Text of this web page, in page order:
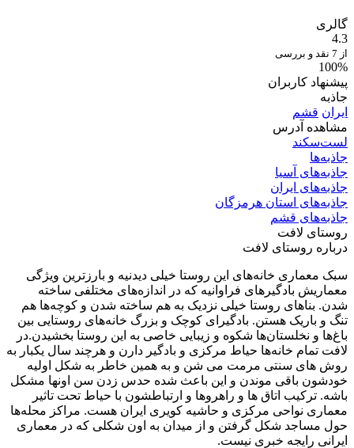
گالری
4.3
از 7 نقد و بررسی
100%
پیشنهاد کاربران
جاذبه
ایران قشم
مشاهده آدرس
لست‌سکند
جاذبه‌ها
جاذبه‌های آسیا
جاذبه‌های ایران
جاذبه‌های استان هرمزگان
جاذبه‌های قشم
روستای لافت
درباره روستای لافت
سبک معماری خانه‌های این روستا خیلی دیدنیه و بارزترین ویژگی
معماریش بادگیرهای فراوانیه که در اندازه‌های مختلفی ساخته
شدن. بناهای روستا خیلی نزدیک به هم ساخته شدن و کوچه‌ها هم
تنگ و باریک هستن. بادگیرای کوچک و بزرگ خانه‌های روستایی بین
باغ‌ها و نخلستان‌ها شکوه و زیبایی خاصی به این روستا بخشیدن.در
لافت تمام خانه‌ها حیاط مرکزی و بادگیر دارن و هرچند سال یکبار به
روش های سنتی مرمت می شن و به همین خاطر به شکل اولیه
خودشون باقی موندن و این باعث شده حدس زدن سن اونها مشکل
باشه. ترکیب اتاق ها و راهروها و ارتباطشون با حیاط تحت تاثیر
معماری نواحی مرکزی و حاشیه کویری ایران هست. مراکز محله‌ها
حول مساجد شکل گرفتن و از میدان به اون شکلی که در معماری
ایرانی رایجه خبری نیست.